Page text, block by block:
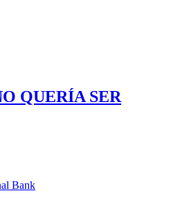
QUERÍA SER